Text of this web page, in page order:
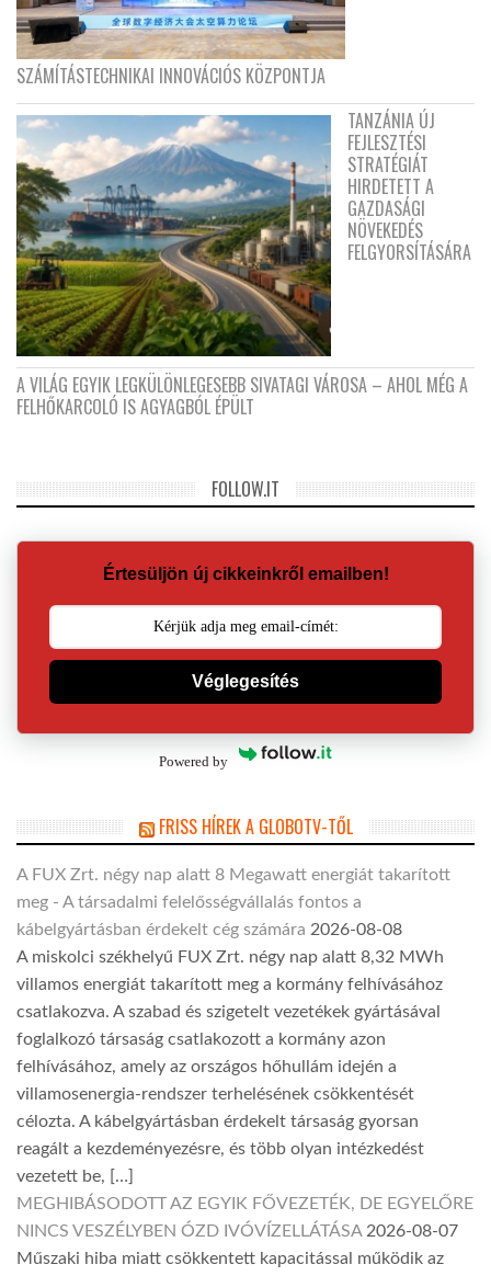
SZÁMÍTÁSTECHNIKAI INNOVÁCIÓS KÖZPONTJA
TANZÁNIA ÚJ
FEJLESZTÉSI
STRATÉGIÁT
HIRDETETT A
GAZDASÁGI
NÖVEKEDÉS
FELGYORSÍTÁSÁRA
A VILÁG EGYIK LEGKÜLÖNLEGESEBB SIVATAGI VÁROSA – AHOL MÉG A
FELHŐKARCOLÓ IS AGYAGBÓL ÉPÜLT
FOLLOW.IT
Értesüljön új cikkeinkről emailben!
Véglegesítés
Powered by
FRISS HÍREK A GLOBOTV-TŐL
A FUX Zrt. négy nap alatt 8 Megawatt energiát takarított
meg - A társadalmi felelősségvállalás fontos a
kábelgyártásban érdekelt cég számára 2026-08-08
A miskolci székhelyű FUX Zrt. négy nap alatt 8,32 MWh
villamos energiát takarított meg a kormány felhívásához
csatlakozva. A szabad és szigetelt vezetékek gyártásával
foglalkozó társaság csatlakozott a kormány azon
felhívásához, amely az országos hőhullám idején a
villamosenergia-rendszer terhelésének csökkentését
célozta. A kábelgyártásban érdekelt társaság gyorsan
reagált a kezdeményezésre, és több olyan intézkedést
vezetett be, […]
MEGHIBÁSODOTT AZ EGYIK FŐVEZETÉK, DE EGYELŐRE
NINCS VESZÉLYBEN ÓZD IVÓVÍZELLÁTÁSA 2026-08-07
Műszaki hiba miatt csökkentett kapacitással működik az